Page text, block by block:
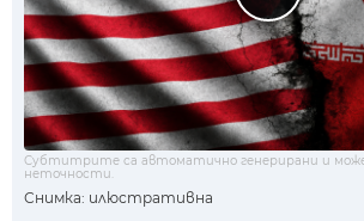
Снимка: илюстративна
Субтитрите са автоматично генерирани и
неточности.